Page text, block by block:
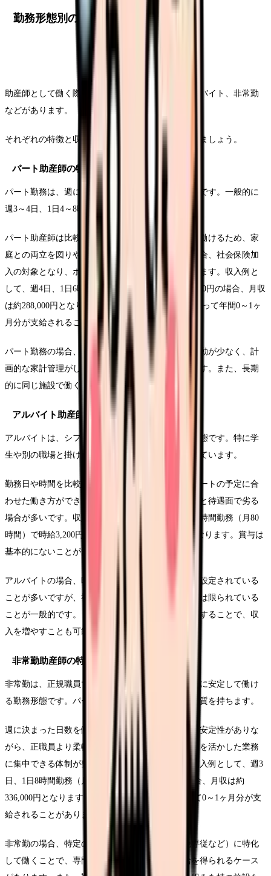
勤務形態別の特徴と収入比較
助産師として働く際の勤務形態には、パート、アルバイト、非常勤
などがあります。
それぞれの特徴と収入面での違いを詳しく見ていきましょう。
パート助産師の特徴と収入
パート勤務は、週に決まった日数・時間を働く形態です。一般的に
週3～4日、1日4～8時間程度の勤務が多いです。
パート助産師は比較的安定した勤務スケジュールで働けるため、家
庭との両立を図りやすい特徴があります。多くの場合、社会保険加
入の対象となり、ボーナスが支給される施設もあります。収入例と
して、週4日、1日6時間勤務（月96時間）で時給3,000円の場合、月収
は約288,000円となります。賞与については施設によって年間0～1ヶ
月分が支給されることが多いです。
パート勤務の場合、勤務時間が一定のため月収の変動が少なく、計
画的な家計管理がしやすいというメリットがあります。また、長期
的に同じ施設で働くことで昇給の可能性もあります。
アルバイト助産師の特徴と収入
アルバイトは、シフト制で柔軟な働き方ができる形態です。特に学
生や別の職場と掛け持ちをしている助産師に選ばれています。
勤務日や時間を比較的自由に選べるため、プライベートの予定に合
わせた働き方ができます。ただし、パートと比べると待遇面で劣る
場合が多いです。収入例として、月10日程度、1日8時間勤務（月80
時間）で時給3,200円の場合、月収は約256,000円となります。賞与は
基本的にないことが多いです。
アルバイトの場合、時給単価がパートよりも高めに設定されている
ことが多いですが、社会保険や賞与などの福利厚生は限られている
ことが一般的です。しかし、複数の施設を掛け持ちすることで、収
入を増やすことも可能です。
非常勤助産師の特徴と収入
非常勤は、正規職員ではないものの、比較的長期的に安定して働け
る勤務形態です。パートとアルバイトの中間的な性質を持ちます。
週に決まった日数を働くことが多く、パートに近い安定性がありな
がら、正職員より柔軟な働き方ができます。専門性を活かした業務
に集中できる体制が整っている場合も多いです。収入例として、週3
日、1日8時間勤務（月96時間）で時給3,500円の場合、月収は約
336,000円となります。賞与については施設によって0～1ヶ月分が支
給されることがあります。
非常勤の場合、特定の業務（例：外来専従、分娩専従など）に特化
して働くことで、専門性を高く評価され、高時給を得られるケース